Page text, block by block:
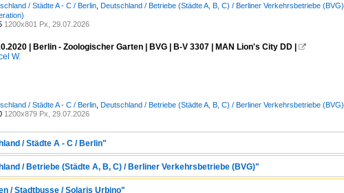
/ Städte A - C / Berlin Deutschland / Betriebe (Städte A, B, C) / Berliner Verkehrsbetriebe (BVG)
1200x801 Px, 29.07.2026
| Berlin - Zoologischer Garten | BVG | B-V 3307 | MAN Lion's City DD | 
W.
/ Städte A - C / Berlin Deutschland / Betriebe (Städte A, B, C) / Berliner Verkehrsbetriebe (BVG)
1200x879 Px, 29.07.2026
/ Städte A - C / Berlin"
/ Betriebe (Städte A, B, C) / Berliner Verkehrsbetriebe (BVG)"
/ Stadtbusse / Solaris Urbino"